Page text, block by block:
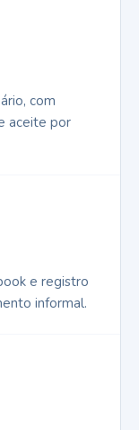
com
aceite por
e registro
informal.